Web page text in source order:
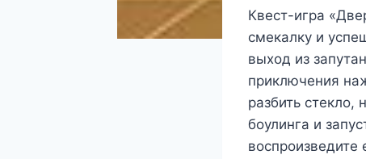
Квест-игра
смекалку и
выход из
приключения
разбить
боулинга и